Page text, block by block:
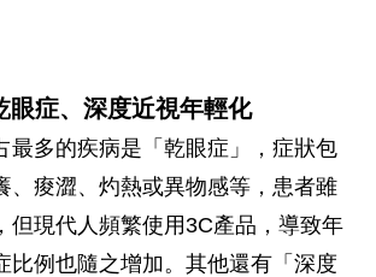
眼症、深度近視年輕化
最多的疾病是「乾眼症」，症狀包
、痠澀、灼熱或異物感等，患者雖
但現代人頻繁使用3C產品，導致年
比例也隨之增加。其他還有「深度